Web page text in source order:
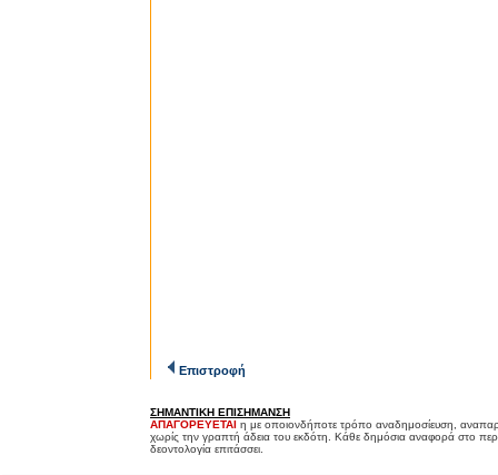
Επιστροφή
ΣΗΜΑΝΤΙΚΗ ΕΠΙΣΗΜΑΝΣΗ
ΑΠΑΓΟΡΕΥΕΤΑΙ η με οποιονδήποτε τρόπο αναδημοσίευση,
χωρίς την γραπτή άδεια του εκδότη. Κάθε δημόσια αναφορά στο
δεοντολογία επιτάσσει.